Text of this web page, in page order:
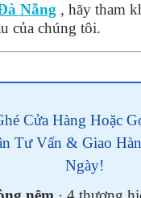
Nẵng , hãy tham
của chúng tôi.
Cửa Hàng Hoặc
Tư Vấn & Giao
Ngày!